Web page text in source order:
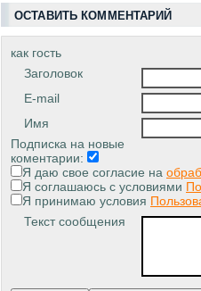
ОСТАВИТЬ КОММЕНТАРИЙ
как гость
Заголовок
E-mail
Имя
Подписка на новые
коментарии:
Я даю свое согласие на
Я соглашаюсь с условиями
Я принимаю условия
Текст сообщения